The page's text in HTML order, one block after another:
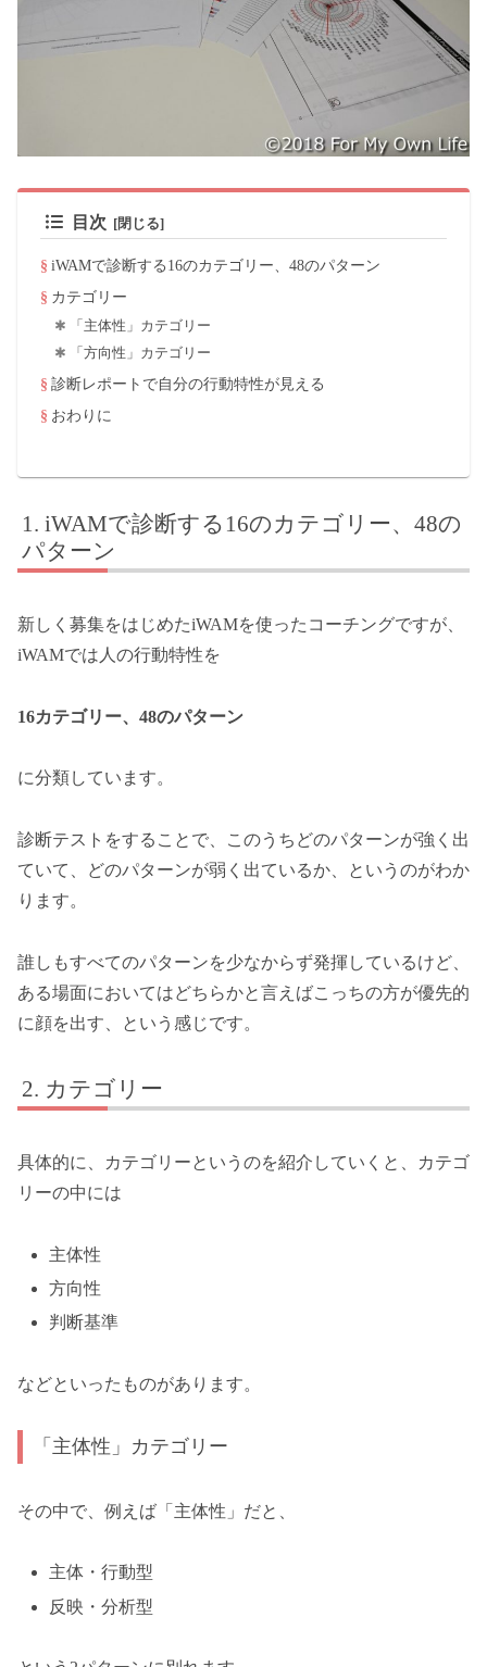
目次
iWAMで診断する16のカテゴリー、48のパターン
カテゴリー
「主体性」カテゴリー
「方向性」カテゴリー
診断レポートで自分の行動特性が見える
おわりに
iWAMで診断する16のカテゴリー、48の
パターン
新しく募集をはじめたiWAMを使ったコーチングですが、
iWAMでは人の行動特性を
16カテゴリー、48のパターン
に分類しています。
診断テストをすることで、このうちどのパターンが強く出
ていて、どのパターンが弱く出ているか、というのがわか
ります。
誰しもすべてのパターンを少なからず発揮しているけど、
ある場面においてはどちらかと言えばこっちの方が優先的
に顔を出す、という感じです。
カテゴリー
具体的に、カテゴリーというのを紹介していくと、カテゴ
リーの中には
主体性
方向性
判断基準
などといったものがあります。
「主体性」カテゴリー
その中で、例えば「主体性」だと、
主体・行動型
反映・分析型